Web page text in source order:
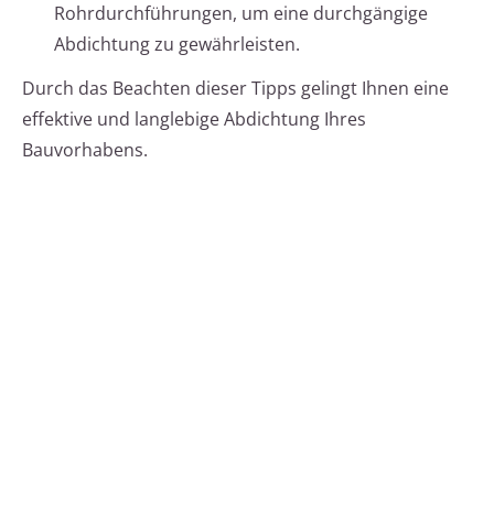
Rohrdurchführungen, um eine durchgängige
Abdichtung zu gewährleisten.
Durch das Beachten dieser Tipps gelingt Ihnen eine
effektive und langlebige Abdichtung Ihres
Bauvorhabens.